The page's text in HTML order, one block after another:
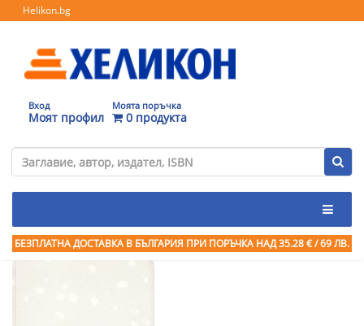
Helikon.bg
Вход
Моят профил
Моята поръчка
0 продукта
БЕЗПЛАТНА ДОСТАВКА В БЪЛГАРИЯ ПРИ ПОРЪЧКА НАД 35.28 € / 69 ЛВ.